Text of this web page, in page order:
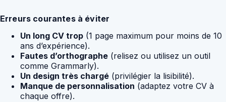
Erreurs courantes à éviter
Un long CV trop (1 page maximum pour moins de 10
ans d’expérience).
Fautes d’orthographe (relisez ou utilisez un outil
comme Grammarly).
Un design très chargé (privilégier la lisibilité).
Manque de personnalisation (adaptez votre CV à
chaque offre).